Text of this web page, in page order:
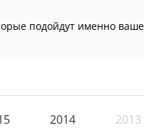
подойдут именно
2014 2013